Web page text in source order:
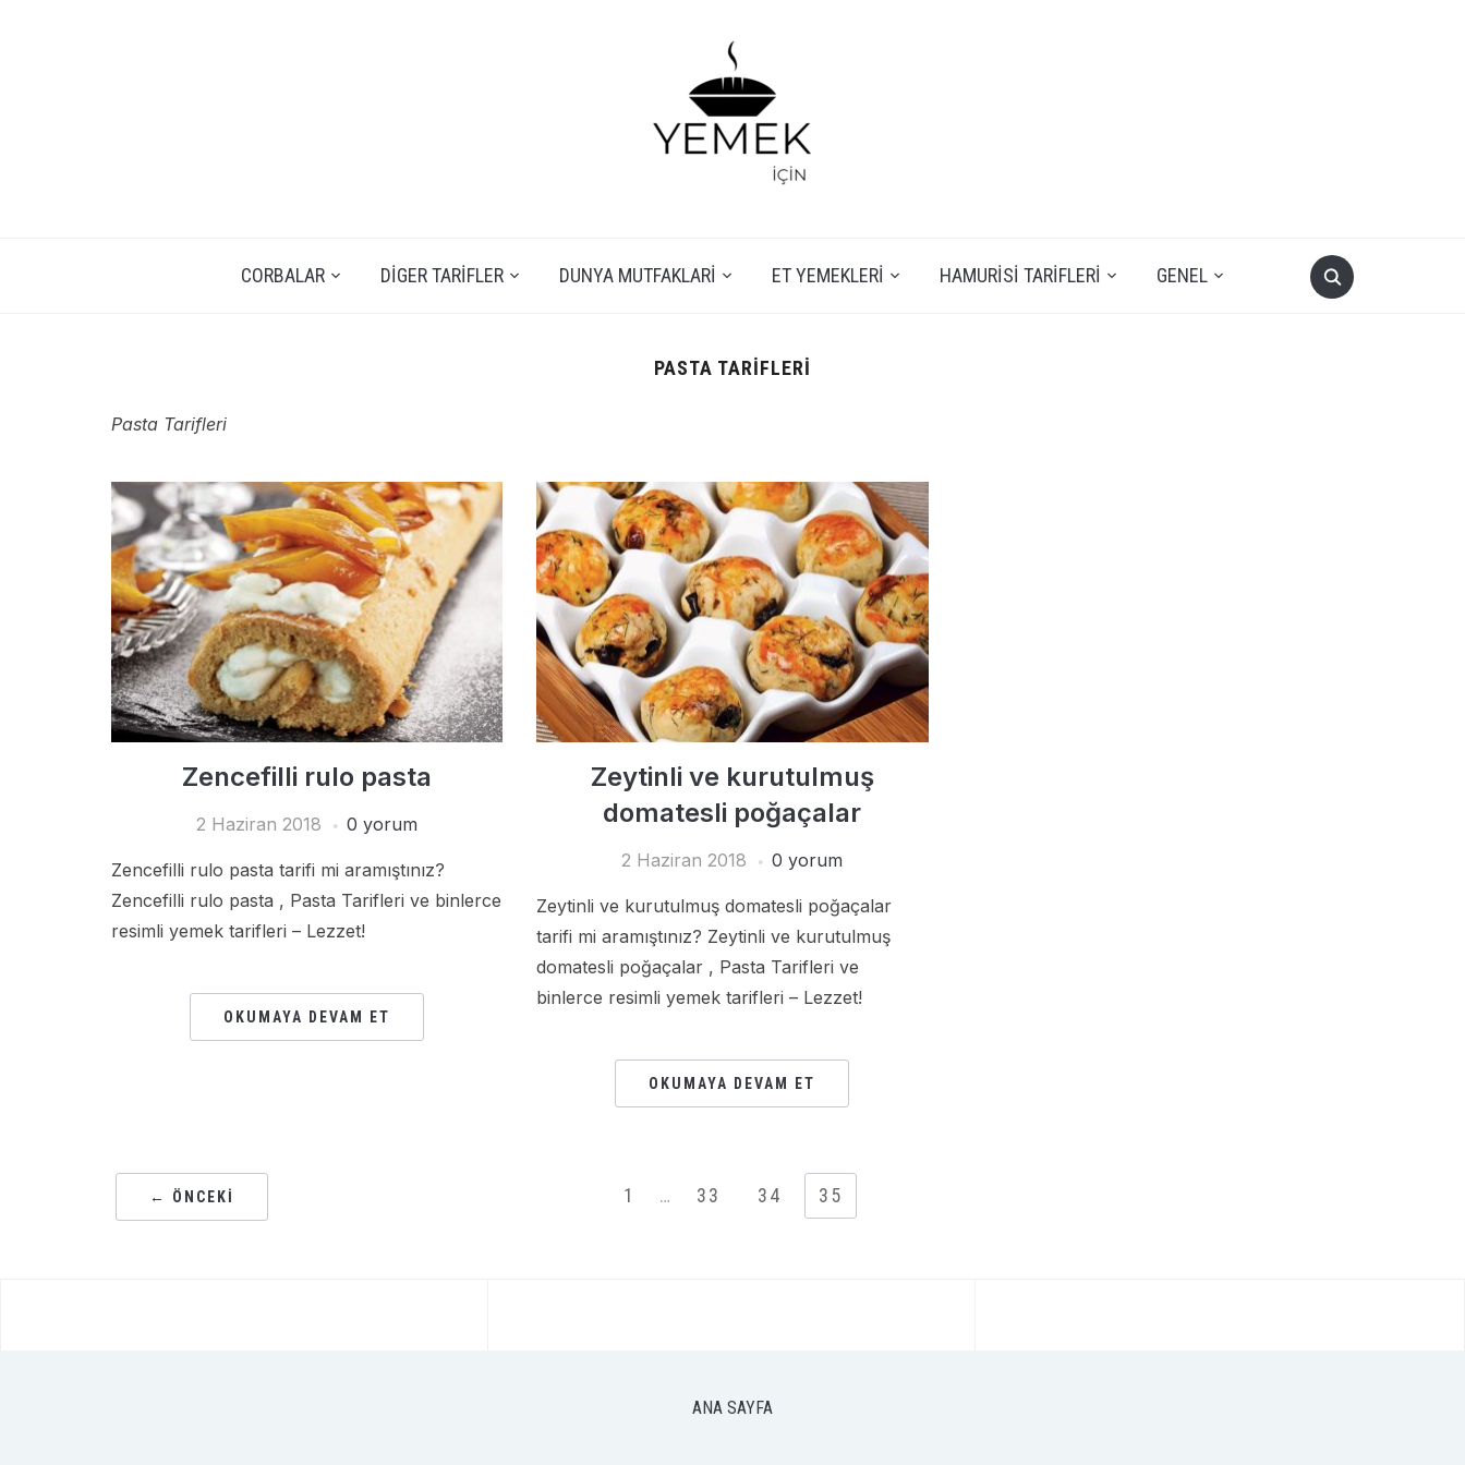
CORBALAR DIGER TARIFLER DUNYA MUTFAKLARI ET YEMEKLERI HAMURISI TARIFLERI GENEL
PASTA TARIFLERI
Pasta Tarifleri
Zencefilli rulo pasta
2 Haziran 2018 0 yorum
Zencefilli rulo pasta tarifi mi aramıştınız?
Zencefilli rulo pasta , Pasta Tarifleri ve binlerce
resimli yemek tarifleri – Lezzet!
OKUMAYA DEVAM ET
Zeytinli ve kurutulmuş
domatesli poğaçalar
2 Haziran 2018 0 yorum
Zeytinli ve kurutulmuş domatesli poğaçalar
tarifi mi aramıştınız? Zeytinli ve kurutulmuş
domatesli poğaçalar , Pasta Tarifleri ve
binlerce resimli yemek tarifleri – Lezzet!
OKUMAYA DEVAM ET
← ÖNCEKI 1 … 33 34 35
ANA SAYFA